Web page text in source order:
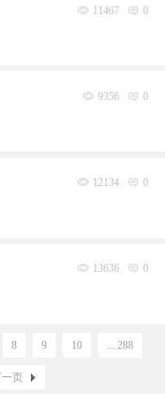
11467 0
9356 0
12134 0
13636 0
8 9 10 ... 288
页